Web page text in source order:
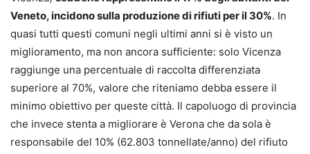
Veneto, incidono sulla produzione di rifiuti per il 30%. In
quasi tutti questi comuni negli ultimi anni si è visto un
miglioramento, ma non ancora sufficiente: solo Vicenza
raggiunge una percentuale di raccolta differenziata
superiore al 70%, valore che riteniamo debba essere il
minimo obiettivo per queste città. Il capoluogo di provincia
che invece stenta a migliorare è Verona che da sola è
responsabile del 10% (62.803 tonnellate/anno) del rifiuto